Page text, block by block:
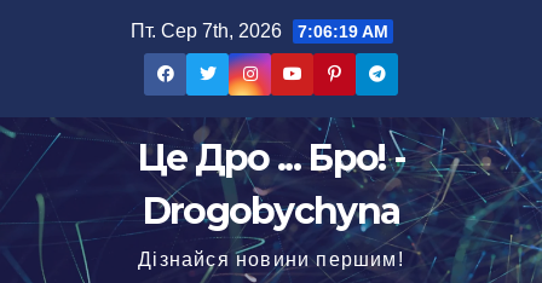
Пт. Сер 7th, 2026 7:06:19 AM
Це Дро ... Бро! -
Drogobychyna
Дізнайся новини першим!